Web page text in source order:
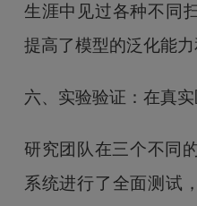
生涯中见过各种不同
提高了模型的泛化能力
六、实验验证：在真
研究团队在三个不同
系统进行了全面测试